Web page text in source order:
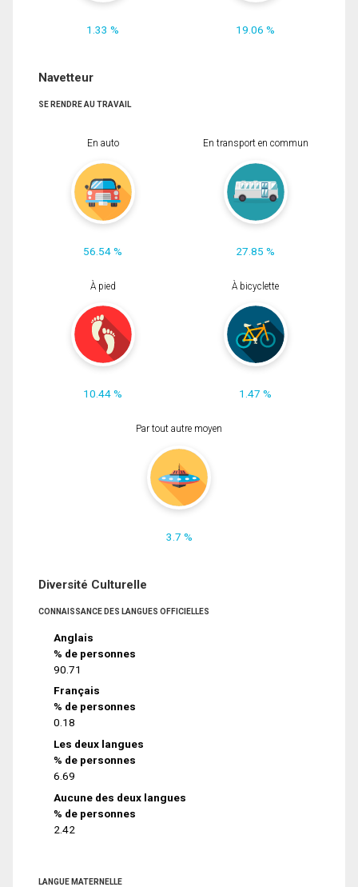
1.33 % 19.06 %
Navetteur
SE RENDRE AU TRAVAIL
En auto
56.54 %
En transport en commun
27.85 %
À pied
10.44 %
À bicyclette
1.47 %
Par tout autre moyen
3.7 %
Diversité Culturelle
CONNAISSANCE DES LANGUES OFFICIELLES
Anglais
% de personnes
90.71
Français
% de personnes
0.18
Les deux langues
% de personnes
6.69
Aucune des deux langues
% de personnes
2.42
LANGUE MATERNELLE